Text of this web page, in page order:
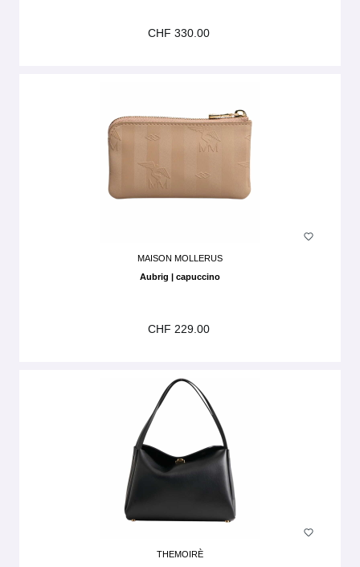
CHF 330.00
MAISON MOLLERUS
Aubrig | capuccino
CHF 229.00
THEMOIRÈ